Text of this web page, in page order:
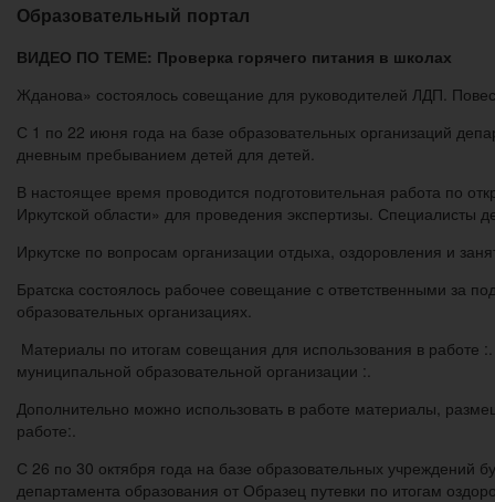
Образовательный портал
ВИДЕО ПО ТЕМЕ: Проверка горячего питания в школах
Жданова» состоялось совещание для руководителей ЛДП.
С 1 по 22 июня года на базе образовательных организаций
дневным пребыванием детей для детей.
В настоящее время проводится подготовительная работа по
Иркутской области» для проведения экспертизы. Специалисты
Иркутске по вопросам организации отдыха, оздоровления и
Братска состоялось рабочее совещание с ответственными за
образовательных организациях.
Материалы по итогам совещания для использования в работе
муниципальной образовательной организации :.
Дополнительно можно использовать в работе материалы,
работе:.
С 26 по 30 октября года на базе образовательных учреждений
департамента образования от Образец путевки по итогам